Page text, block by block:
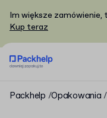
Im większe
Kup teraz
Packhelp Opakowania